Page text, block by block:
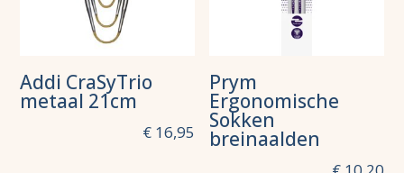
Addi CraSyTrio
metaal 21cm
€16,95
Prym
Ergonomische
Sokken
breinaalden